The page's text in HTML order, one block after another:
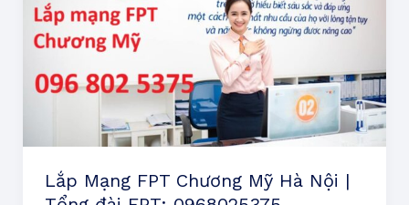
Lắp Mạng FPT Chương Mỹ Hà Nội |
Mỹ
Hà
|
FPT:
0968025375